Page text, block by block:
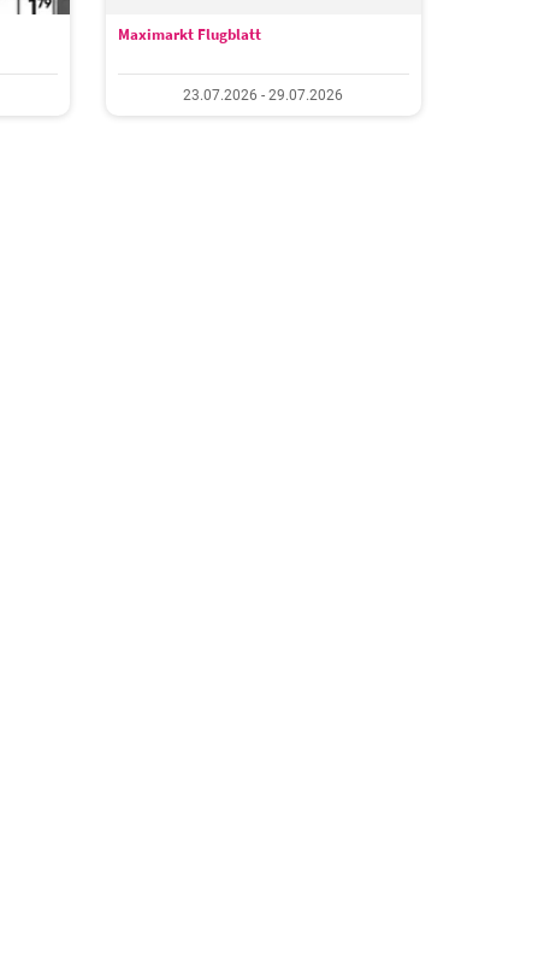
Maximarkt Flugblatt
23.07.2026 - 29.07.2026